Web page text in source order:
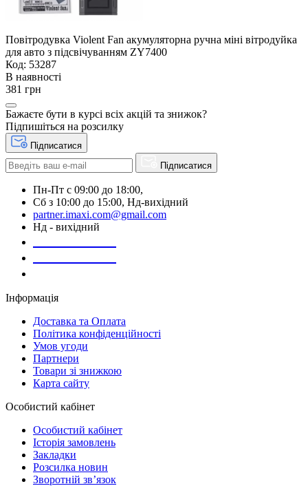
Повітродувка Violent Fan акумуляторна ручна міні вітродуйка
для авто з підсвічуванням ZY7400
Код: 53287
В наявності
381 грн
Бажаєте бути в курсі всіх акцій та знижок?
Підпишіться на розсилку
Підписатися
Підписатися
Пн-Пт с 09:00 до 18:00,
Сб з 10:00 до 15:00, Нд-вихідний
partner.imaxi.com@gmail.com
Нд - вихідний
Інформація
Доставка та Оплата
Політика конфіденційності
Умов угоди
Партнери
Товари зі знижкою
Карта сайту
Особистий кабінет
Особистий кабінет
Історія замовлень
Закладки
Розсилка новин
Зворотній зв’язок